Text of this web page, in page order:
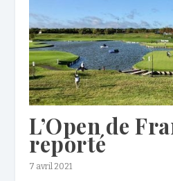
L’Open de
reporté
7 avril 2021